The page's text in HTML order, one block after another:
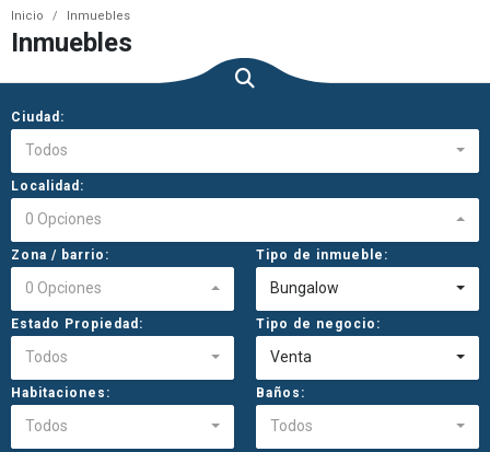
Inicio Inmuebles
Inmuebles
Ciudad:
Todos
Localidad:
0 Opciones
Zona / barrio:
0 Opciones
Tipo de inmueble:
Bungalow
Estado Propiedad:
Todos
Tipo de negocio:
Venta
Habitaciones:
Todos
Baños:
Todos